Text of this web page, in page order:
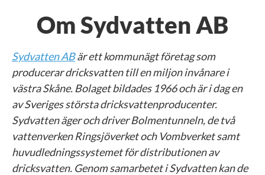
Om Sydvatten AB
Sydvatten ABär ett kommunägt företag som
producerar dricksvatten till en miljon invånare i
västra Skåne. Bolaget bildades 1966 och är i dag en
av Sveriges största dricksvattenproducenter.
Sydvatten äger och driver Bolmentunneln, de två
vattenverken Ringsjöverket och Vombverket samt
huvudledningssystemet för distributionen av
dricksvatten. Genom samarbetet i Sydvatten kan de